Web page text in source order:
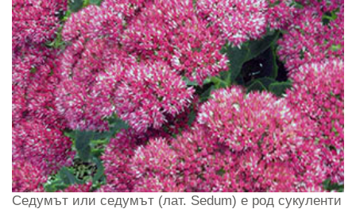
Седумът или седумът (лат. Sedum) е род сукуленти